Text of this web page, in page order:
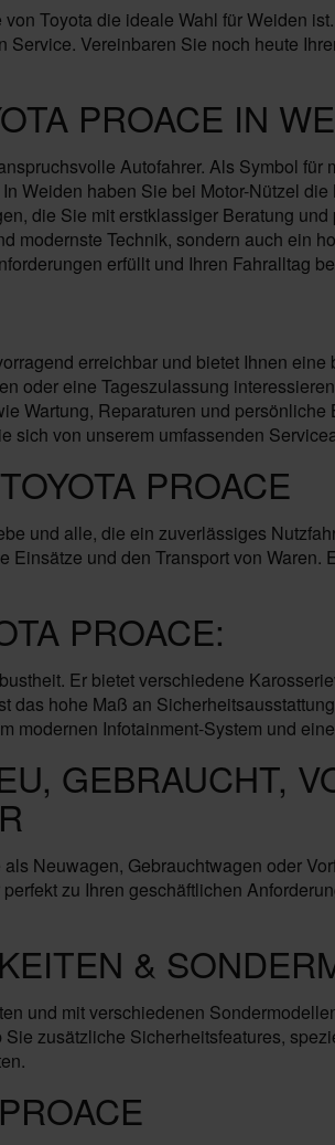
Toyota die ideale Wahl für Weiden
Vereinbaren Sie noch heute
PROACE IN
Autofahrer. Als Symbol
Weiden haben Sie bei Motor-Nützel
die Sie mit erstklassiger Beratung
modernste Technik, sondern auch ein
erfüllt und Ihren Fahralltag
erreichbar und bietet Ihnen
oder eine Tageszulassung
Wartung, Reparaturen und
sich von unserem umfassenden
PROACE
und alle, die ein zuverlässiges
und den Transport von
PROACE:
Er bietet verschiedene
hohe Maß an
modernen Infotainment-System und
GEBRAUCHT,
Neuwagen, Gebrauchtwagen oder
zu Ihren geschäftlichen
&
und mit verschiedenen
zusätzliche Sicherheitsfeatures,